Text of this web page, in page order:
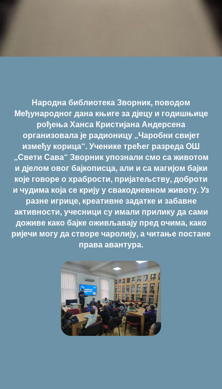
Народна библиотека Зворник, поводом
Међународног дана књиге за дјецу и годишњице
рођења Ханса Кристијана Андерсена
организовала је радионицу „Чаробни свијет
између корица“. Ученике трећег разреда ОШ
„Свети Сава“ Зворник упознали смо са животом
и дјелом овог бајкописца, али и са магијом бајки
које говоре о храбрости, пријатељству, доброти
и чудима која се крију у свакодневном животу. Уз
разне игрице, креативне задатке и забавне
активности, учесници су имали прилику да сами
доживе како бајке оживљавају пред очима, како
ријечи могу да створе чаролију, а читање постане
права авантура.